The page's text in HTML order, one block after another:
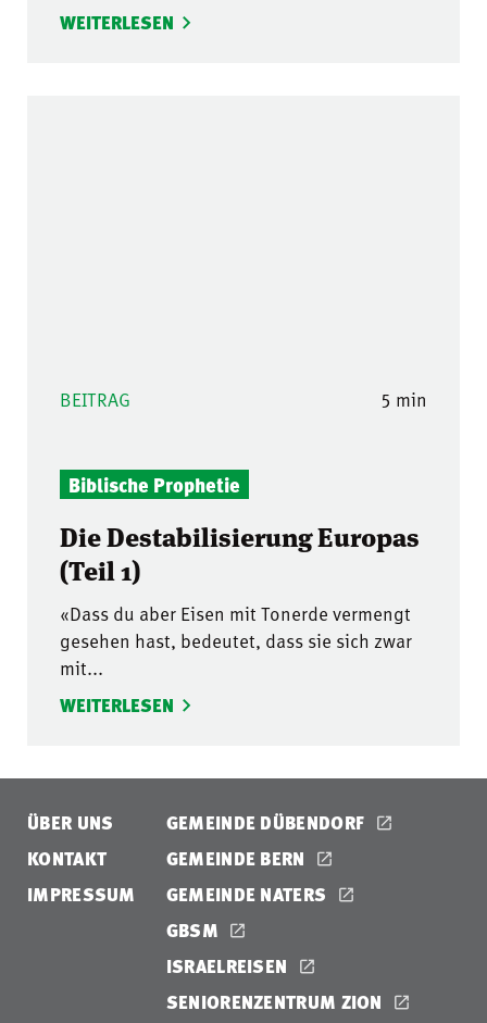
WEITERLESEN
BEITRAG 5 min
Biblische Prophetie
Die Destabilisierung Europas
(Teil 1)
«Dass du aber Eisen mit Tonerde vermengt
gesehen hast, bedeutet, dass sie sich zwar
mit...
WEITERLESEN
ÜBER UNS
KONTAKT
IMPRESSUM
GEMEINDE DÜBENDORF
GEMEINDE BERN
GEMEINDE NATERS
GBSM
ISRAELREISEN
SENIORENZENTRUM ZION